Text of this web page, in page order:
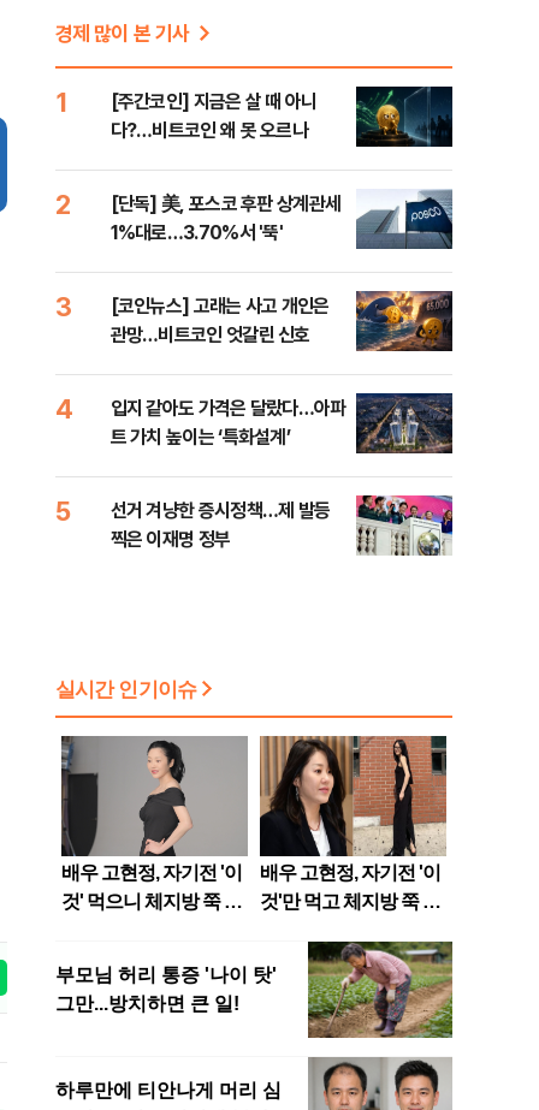
경제 많이 본 기사
1
[주간코인] 지금은 살 때 아니
다?…비트코인 왜 못 오르나
2
[단독] 美, 포스코 후판 상계관세
1%대로…3.70%서 '뚝'
3
[코인뉴스] 고래는 사고 개인은
관망…비트코인 엇갈린 신호
4
입지 같아도 가격은 달랐다…아파
트 가치 높이는 ‘특화설계’
5
선거 겨냥한 증시정책…제 발등
찍은 이재명 정부